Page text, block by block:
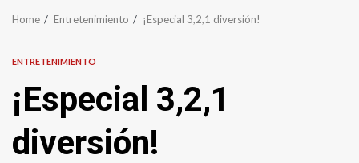
Home Entretenimiento ¡Especial 3,2,1 diversión!
ENTRETENIMIENTO
¡Especial 3,2,1
diversión!